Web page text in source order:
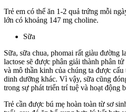
Trẻ em có thể ăn 1-2 quả trứng mỗi
lớn có khoảng 147 mg choline.
Sữa
Sữa, sữa chua, phomai rất giàu đường
lactose sẽ được phân giải thành phân
và mô thần kinh của chúng ta được cấu
dinh dưỡng khác. Vì vậy, sữa cũng
trong sự phát triển trí tuệ và hoạt động
Trẻ cần được bú mẹ hoàn toàn từ sơ